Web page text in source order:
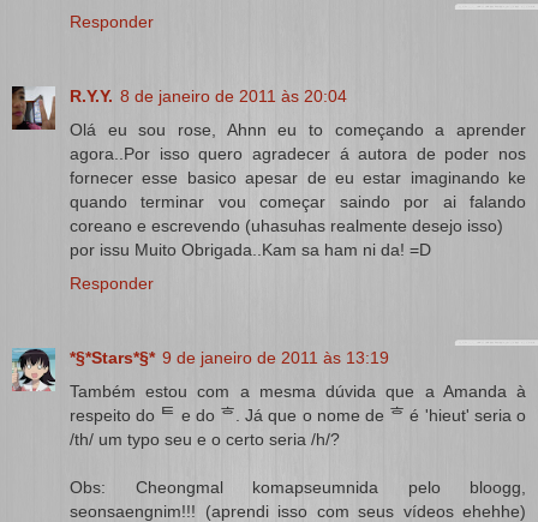
Responder
R.Y.Y. 8 de janeiro de 2011 às 20:04
Olá eu sou rose, Ahnn eu to começando a aprender
agora..Por isso quero agradecer á autora de poder nos
fornecer esse basico apesar de eu estar imaginando ke
quando terminar vou começar saindo por ai falando
coreano e escrevendo (uhasuhas realmente desejo isso)
por issu Muito Obrigada..Kam sa ham ni da! =D
Responder
*§*Stars*§* 9 de janeiro de 2011 às 13:19
Também estou com a mesma dúvida que a Amanda à
respeito do ᄐ e do ᄒ. Já que o nome de ᄒ é 'hieut' seria o
/th/ um typo seu e o certo seria /h/?
Obs: Cheongmal komapseumnida pelo bloogg,
seonsaengnim!!! (aprendi isso com seus vídeos ehehhe)